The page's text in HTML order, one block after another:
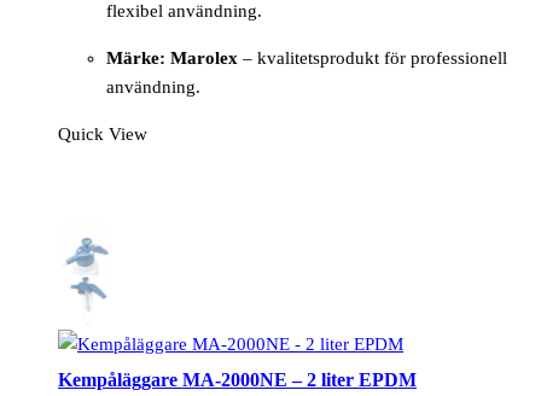
flexibel användning.
Märke: Marolex – kvalitetsprodukt för professionell
användning.
Quick View
Kempåläggare MA-2000NE – 2 liter EPDM